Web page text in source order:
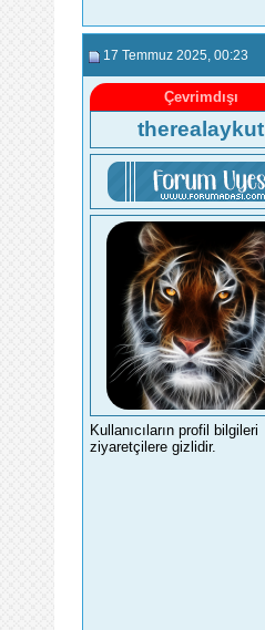
17 Temmuz 2025 , 00:23
Çevrimdışı
therealaykut
Kullanıcıların profil bilgileri
ziyaretçilere gizlidir.